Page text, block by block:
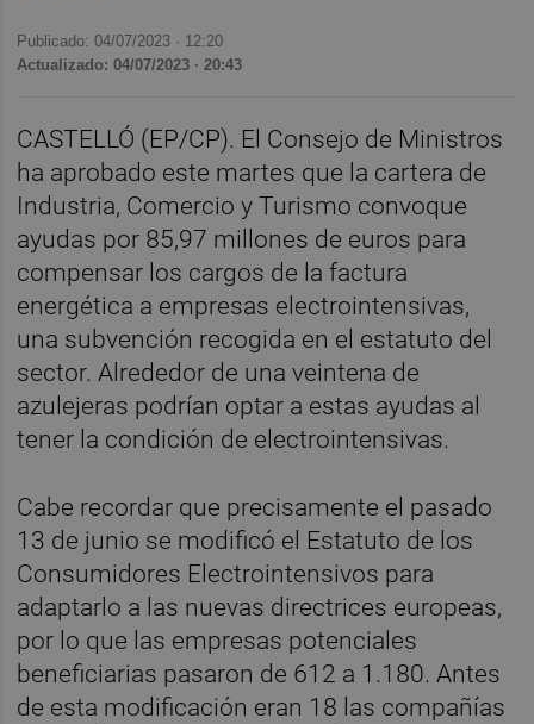
Publicado: 04/07/2023 · 12:20
Actualizado: 04/07/2023 · 20:43
CASTELLÓ (EP/CP). El Consejo de Ministros
ha aprobado este martes que la cartera de
Industria, Comercio y Turismo convoque
ayudas por 85,97 millones de euros para
compensar los cargos de la factura
energética a empresas electrointensivas,
una subvención recogida en el estatuto del
sector. Alrededor de una veintena de
azulejeras podrían optar a estas ayudas al
tener la condición de electrointensivas.
Cabe recordar que precisamente el pasado
13 de junio se modificó el Estatuto de los
Consumidores Electrointensivos para
adaptarlo a las nuevas directrices europeas,
por lo que las empresas potenciales
beneficiarias pasaron de 612 a 1.180. Antes
de esta modificación eran 18 las compañías